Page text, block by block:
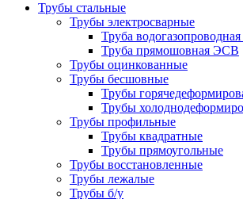
Трубы стальные
Трубы электросварные
Труба
Труба прямошовная ЭСВ
Трубы оцинкованные
Трубы бесшовные
Трубы
Трубы
Трубы профильные
Трубы квадратные
Трубы прямоугольные
Трубы восстановленные
Трубы лежалые
Трубы б/у